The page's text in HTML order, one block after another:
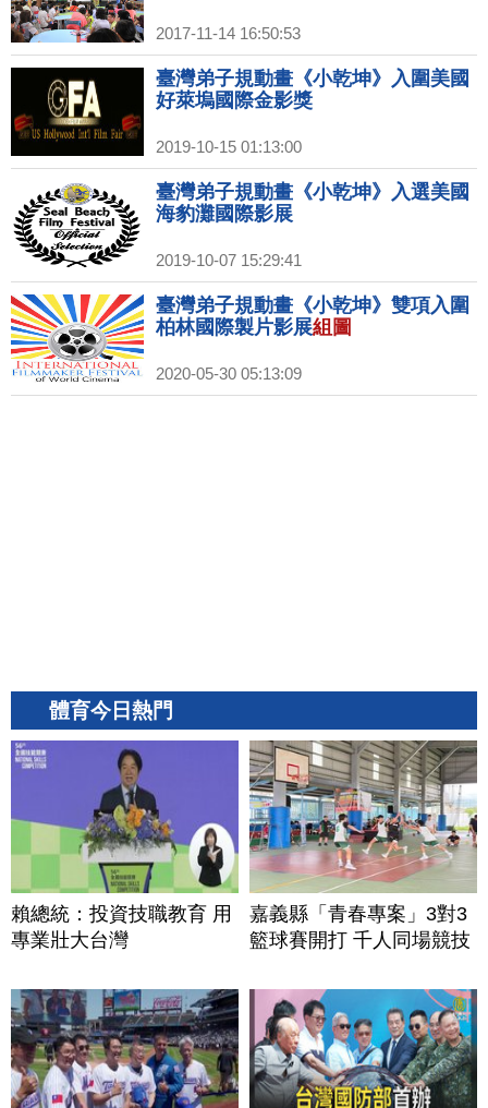
2017-11-14 16:50:53
臺灣弟子規動畫《小乾坤》入圍美國
好萊塢國際金影獎
2019-10-15 01:13:00
臺灣弟子規動畫《小乾坤》入選美國
海豹灘國際影展
2019-10-07 15:29:41
臺灣弟子規動畫《小乾坤》雙項入圍
柏林國際製片影展組圖
2020-05-30 05:13:09
體育今日熱門
賴總統：投資技職教育 用
專業壯大台灣
嘉義縣「青春專案」3對3
籃球賽開打 千人同場競技